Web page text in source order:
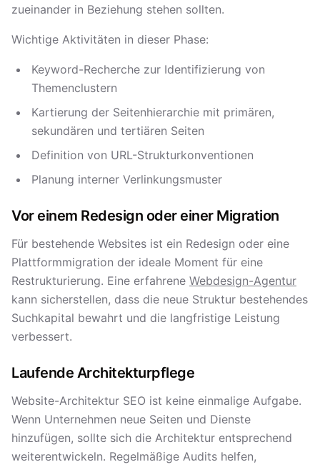
zueinander in Beziehung stehen sollten.
Wichtige Aktivitäten in dieser Phase:
Keyword-Recherche zur Identifizierung von
Themenclustern
Kartierung der Seitenhierarchie mit primären,
sekundären und tertiären Seiten
Definition von URL-Strukturkonventionen
Planung interner Verlinkungsmuster
Vor einem Redesign oder einer Migration
Für bestehende Websites ist ein Redesign oder eine
Plattformmigration der ideale Moment für eine
Restrukturierung. Eine erfahrene Webdesign-Agentur
kann sicherstellen, dass die neue Struktur bestehendes
Suchkapital bewahrt und die langfristige Leistung
verbessert.
Laufende Architekturpflege
Website-Architektur SEO ist keine einmalige Aufgabe.
Wenn Unternehmen neue Seiten und Dienste
hinzufügen, sollte sich die Architektur entsprechend
weiterentwickeln. Regelmäßige Audits helfen,